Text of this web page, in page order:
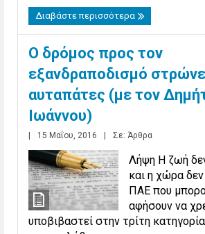
Διαβάστε περισσότερα
Ο δρόμος προς τον
εξανδραποδισμό
αυταπάτες (με τον
Ιωάννου)
15 Μαΐου, 2016 Σε:Άρθρα
Λήψη Η ζωή δεν
και η χώρα δεν
ΠΑΕ που
αφήσουν να
υποβιβαστεί στην τρίτη